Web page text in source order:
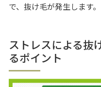
で、抜け毛が発生します。
ストレスによる抜
るポイント